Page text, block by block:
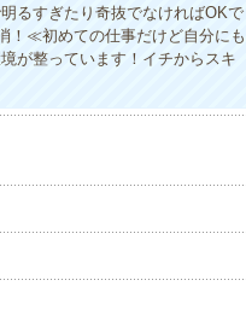
るすぎたり奇抜でなければOKで
！≪初めての仕事だけど自分にも
が整っています！イチからスキ